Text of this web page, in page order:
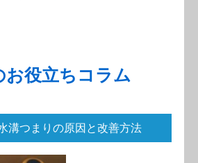
お役立ちコラム
溝つまりの原因と改善方法